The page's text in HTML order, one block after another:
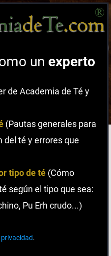
un experto
de Academia de Té y
(Pautas generales para
del té y errores que
tipo de té (Cómo
según el tipo que sea:
Pu Erh crudo...)
.